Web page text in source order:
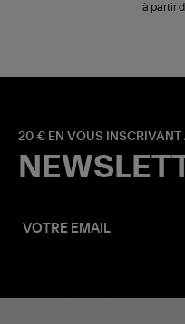
à partir
20 € EN VOUS INSCRIVANT